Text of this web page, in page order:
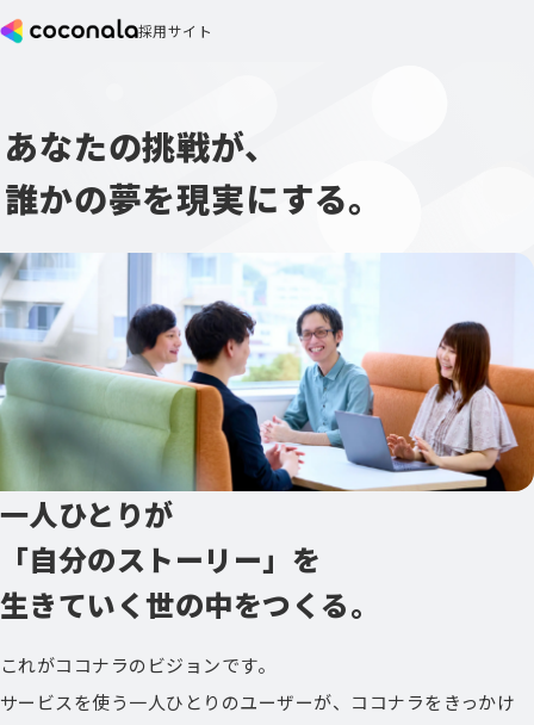
採用サイト
あなたの挑戦が、
誰かの夢を現実にする。
一人ひとりが
「自分のストーリー」を
生きていく世の中をつくる。
これがココナラのビジョンです。
サービスを使う一人ひとりのユーザーが、ココナラをきっかけ